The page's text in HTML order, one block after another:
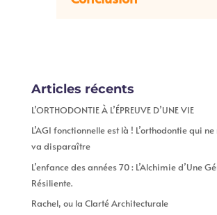
Articles récents
L’ORTHODONTIE À L’ÉPREUVE D’UNE VIE
L’AGI fonctionnelle est là ! L’orthodontie qui
va disparaître
L’enfance des années 70 : L’Alchimie d’Une
Résiliente.
Rachel, ou la Clarté Architecturale